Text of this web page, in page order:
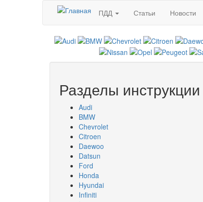
Перейти к основному содержанию
ПДД
Статьи Новости
Разделы инструкции
Audi
BMW
Chevrolet
Citroen
Daewoo
Datsun
Ford
Honda
Hyundai
Infiniti